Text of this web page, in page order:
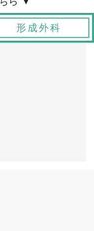
形成外科